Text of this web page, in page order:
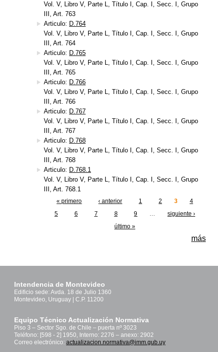
Vol. V, Libro V, Parte L, Título I, Cap. I, Secc. I, Grupo
III, Art. 763
Articulo: D.764
Vol. V, Libro V, Parte L, Título I, Cap. I, Secc. I, Grupo
III, Art. 764
Articulo: D.765
Vol. V, Libro V, Parte L, Título I, Cap. I, Secc. I, Grupo
III, Art. 765
Articulo: D.766
Vol. V, Libro V, Parte L, Título I, Cap. I, Secc. I, Grupo
III, Art. 766
Articulo: D.767
Vol. V, Libro V, Parte L, Título I, Cap. I, Secc. I, Grupo
III, Art. 767
Articulo: D.768
Vol. V, Libro V, Parte L, Título I, Cap. I, Secc. I, Grupo
III, Art. 768
Articulo: D.768.1
Vol. V, Libro V, Parte L, Título I, Cap. I, Secc. I, Grupo
III, Art. 768.1
« primero ‹ anterior 1 2 3
4
5
6 7 8 9 …
siguiente ›
último »
más
Intendencia de Montevideo
Edificio sede: Avda. 18 de Julio 1360
Montevideo, Uruguay | C.P. 11200
Equipo Técnico Actualización Normativa
Piso 3 – Sector Sgo. de Chile – puerta nº 3023
Teléfono: [598 - 2] 1950, Interno: 2276 – anexo: 2902
Correo electrónico: actualizacion.normativa@imm.gub.uy